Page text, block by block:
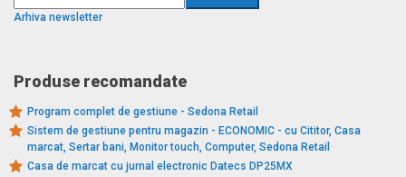
Arhiva newsletter
Produse recomandate
Program complet de gestiune - Sedona Retail
Sistem de gestiune pentru magazin - ECONOMIC - cu Cititor, Casa
marcat, Sertar bani, Monitor touch, Computer, Sedona Retail
Casa de marcat cu jurnal electronic Datecs DP25MX